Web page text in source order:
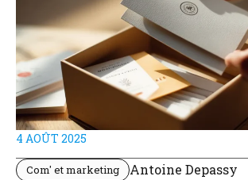
4 AOÛT 2025
Com' et marketing Antoine Depassy